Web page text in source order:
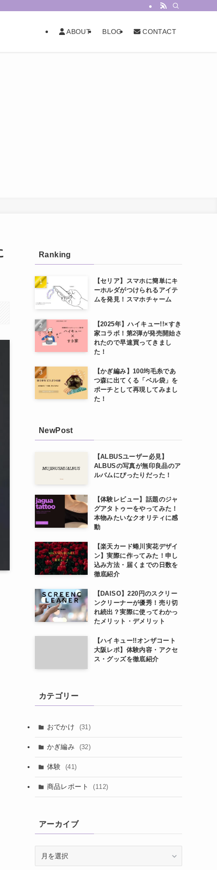
ABOUT BLOG CONTACT
Ranking
【セリア】スマホに簡単にキ
ーホルダがつけられるアイテ
ムを発見！スマホチャーム
【2025年】ハイキュー!!×すき
家コラボ！第2弾が発売開始さ
れたので早速買ってきまし
た！
【かぎ編み】100均毛糸であ
つ森に出てくる「ベル袋」を
ポーチとして再現してみまし
た！
NewPost
【ALBUSユーザー必見】
ALBUSの写真が無印良品のア
ルバムにぴったりだった！
【体験レビュー】話題のジャ
グアタトゥーをやってみた！
本物みたいなクオリティに感
動
【楽天カード蜷川実花デザイ
ン】実際に作ってみた！申し
込み方法・届くまでの日数を
徹底紹介
【DAISO】220円のスクリー
ンクリーナーが優秀！売り切
れ続出？実際に使ってわかっ
たメリット・デメリット
【ハイキュー!!オンザコート
大阪レポ】体験内容・アクセ
ス・グッズを徹底紹介
カテゴリー
おでかけ (31)
かぎ編み (32)
体験 (41)
商品レポート (112)
アーカイブ